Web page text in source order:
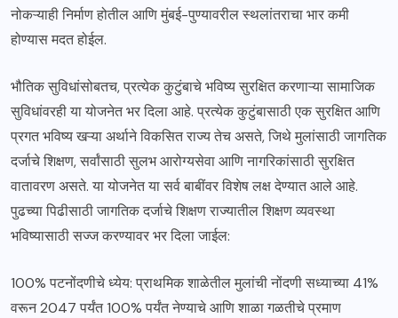
नोकऱ्याही निर्माण होतील आणि मुंबई-पुण्यावरील स्थलांतराचा भार कमी
होण्यास मदत होईल.
भौतिक सुविधांसोबतच, प्रत्येक कुटुंबाचे भविष्य सुरक्षित करणाऱ्या सामाजिक
सुविधांवरही या योजनेत भर दिला आहे. प्रत्येक कुटुंबासाठी एक सुरक्षित आणि
प्रगत भविष्य खऱ्या अर्थाने विकसित राज्य तेच असते, जिथे मुलांसाठी जागतिक
दर्जाचे शिक्षण, सर्वांसाठी सुलभ आरोग्यसेवा आणि नागरिकांसाठी सुरक्षित
वातावरण असते. या योजनेत या सर्व बाबींवर विशेष लक्ष देण्यात आले आहे.
पुढच्या पिढीसाठी जागतिक दर्जाचे शिक्षण राज्यातील शिक्षण व्यवस्था
भविष्यासाठी सज्ज करण्यावर भर दिला जाईल:
100% पटनोंदणीचे ध्येय: प्राथमिक शाळेतील मुलांची नोंदणी सध्याच्या 41%
वरून 2047 पर्यंत 100% पर्यंत नेण्याचे आणि शाळा गळतीचे प्रमाण